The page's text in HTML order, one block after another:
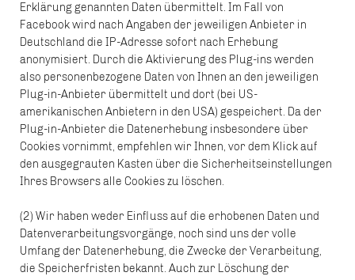
Erklärung genannten Daten übermittelt. Im Fall von
Facebook wird nach Angaben der jeweiligen Anbieter in
Deutschland die IP-Adresse sofort nach Erhebung
anonymisiert. Durch die Aktivierung des Plug-ins werden
also personenbezogene Daten von Ihnen an den jeweiligen
Plug-in-Anbieter übermittelt und dort (bei US-
amerikanischen Anbietern in den USA) gespeichert. Da der
Plug-in-Anbieter die Datenerhebung insbesondere über
Cookies vornimmt, empfehlen wir Ihnen, vor dem Klick auf
den ausgegrauten Kasten über die Sicherheitseinstellungen
Ihres Browsers alle Cookies zu löschen.
(2) Wir haben weder Einfluss auf die erhobenen Daten und
Datenverarbeitungsvorgänge, noch sind uns der volle
Umfang der Datenerhebung, die Zwecke der Verarbeitung,
die Speicherfristen bekannt. Auch zur Löschung der